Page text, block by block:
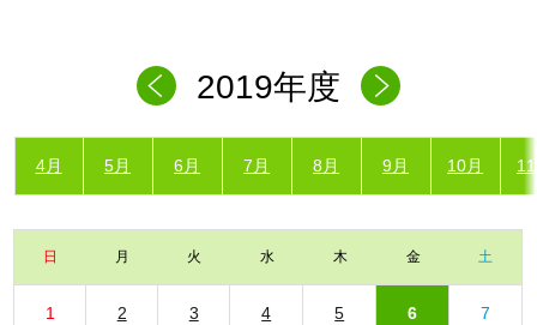
2019年度
4月 5月 6月 7月 8月 9月 10月
日 月 火 水 木 金 土
1 2 3 4 5 6 7